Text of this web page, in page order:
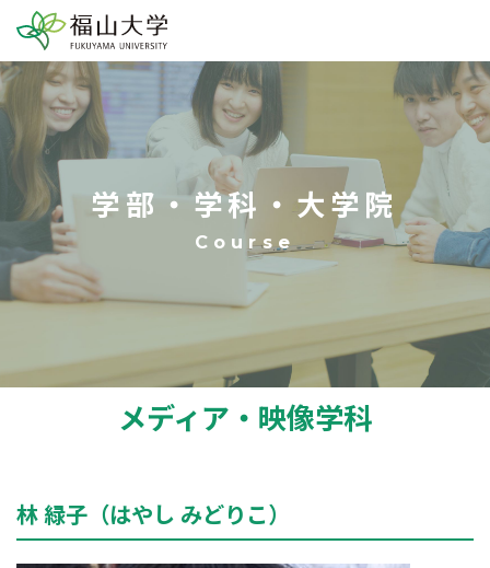
学部・学科・大学院
メディア・映像学科
林 緑子（はやし みどりこ）